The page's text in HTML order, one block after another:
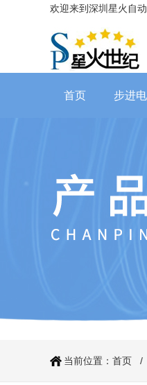
欢迎来到深圳星火自
首页 步进
当前位置： 首页 /